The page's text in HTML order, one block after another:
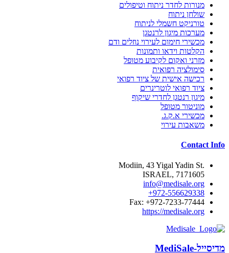
מנורות לחדר ניתוח וטיפולים
שולחן ניתוח
טורניקט חשמלי לניתוח
מערכות מיגון לרנטגן
מכשירי חימום לעירוי נוזלים ודם
הקלטות וידאו ותמונות
מזרני ואקום לקיבוע מטופל
סימולציה רפואית
רכישה אישית של ציוד רפואי
ציוד רפואי לוטרינרים
מיגון רנטגן לחדרי שיקוף
מוניטור מטופל
מכשירי א.ק.ג.
משאבות עירוי
Contact Info
.Modiin, 43 Yigal Yadin St
7171605 ,ISRAEL
info@medisale.org
972-556629338+
Fax: +972-7233-77444
https://medisale.org
מדיסייל-MediSale